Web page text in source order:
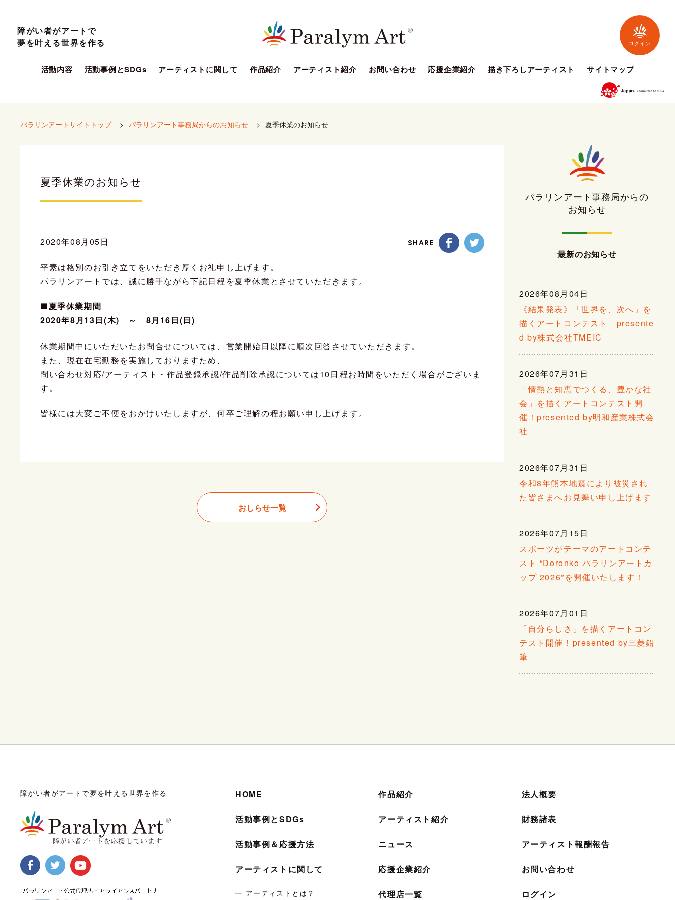
活動内容 活動事例とSDGs アーティストに関して 作品紹介 アーティスト紹介 お問い合わせ 応援企業紹介 描き下ろしアーティスト サイトマップ
障がい者がアートで
夢を叶える世界を作る
ログイン
パラリンアートサイトトップ > パラリンアート事務局からのお知らせ > 夏季休業のお知らせ
夏季休業のお知らせ
2020年08月05日 SHARE
平素は格別のお引き立てをいただき厚くお礼申し上げます。
パラリンアートでは、誠に勝手ながら下記日程を夏季休業とさせていただきます。
■夏季休業期間
2020年8月13日(木) ～ 8月16日(日)
休業期間中にいただいたお問合せについては、営業開始日以降に順次回答させていただきます。
また、現在在宅勤務を実施しておりますため、
問い合わせ対応/アーティスト・作品登録承認/作品削除承認については10日程お時間をいただく場合がございま
す。
皆様には大変ご不便をおかけいたしますが、何卒ご理解の程お願い申し上げます。
おしらせ一覧
パラリンアート事務局からの
お知らせ
最新のお知らせ
2026年08月04日
《結果発表》「世界を、次へ」を
描くアートコンテスト presente
d by株式会社TMEIC
2026年07月31日
「情熱と知恵でつくる、豊かな社
会」を描くアートコンテスト開
催！presented by明和産業株式会
社
2026年07月31日
令和8年熊本地震により被災され
た皆さまへお見舞い申し上げます
2026年07月15日
スポーツがテーマのアートコンテ
スト “Doronko パラリンアートカ
ップ 2026”を開催いたします！
2026年07月01日
「自分らしさ」を描くアートコン
テスト開催！presented by三菱鉛
筆
障がい者がアートで夢を叶える世界を作る HOME
活動事例とSDGs
活動事例＆応援方法
アーティストに関して
━ アーティストとは？
作品紹介
アーティスト紹介
ニュース
応援企業紹介
代理店一覧
法人概要
財務諸表
アーティスト報酬報告
お問い合わせ
ログイン